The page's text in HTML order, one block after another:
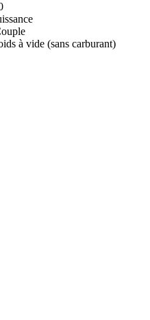
à vide (sans carburant)